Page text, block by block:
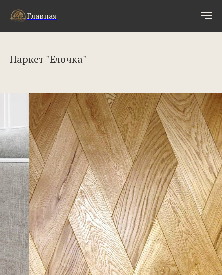
Главная
Паркет "Елочка"